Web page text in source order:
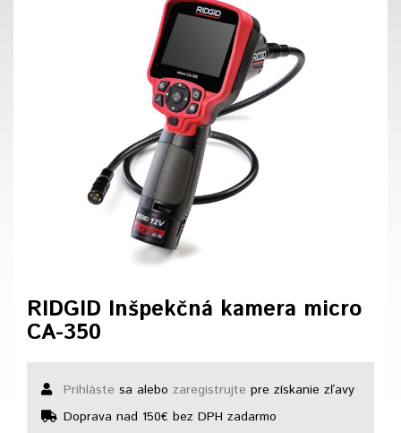
RIDGID Inšpekčná kamera micro
CA-350
Prihláste sa alebo zaregistrujte pre získanie zľavy
Doprava nad 150€ bez DPH zadarmo